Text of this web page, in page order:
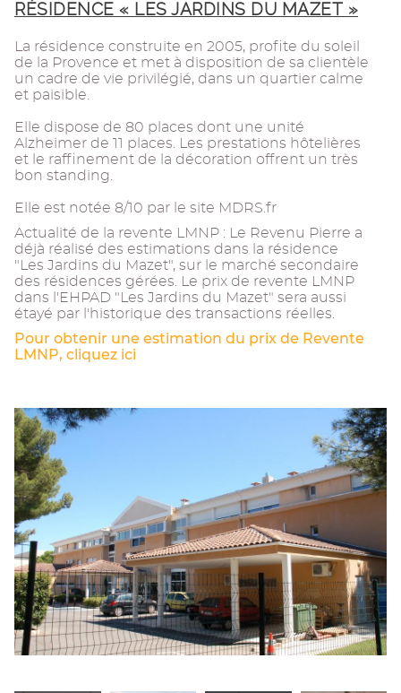
RÉSIDENCE « LES JARDINS DU MAZET »
La résidence construite en 2005, profite du soleil
de la Provence et met à disposition de sa clientèle
un cadre de vie privilégié, dans un quartier calme
et paisible.
Elle dispose de 80 places dont une unité
Alzheimer de 11 places. Les prestations hôtelières
et le raffinement de la décoration offrent un très
bon standing.
Elle est notée 8/10 par le site MDRS.fr
Actualité de la revente LMNP : Le Revenu Pierre a
déjà réalisé des estimations dans la résidence
"Les Jardins du Mazet", sur le marché secondaire
des résidences gérées. Le prix de revente LMNP
dans l'EHPAD "Les Jardins du Mazet" sera aussi
étayé par l'historique des transactions réelles.
Pour obtenir une estimation du prix de Revente
LMNP, cliquez ici